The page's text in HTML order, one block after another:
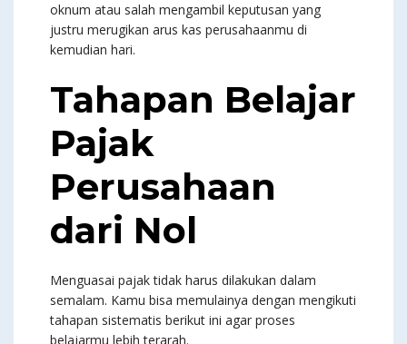
oknum atau salah mengambil keputusan yang
justru merugikan arus kas perusahaanmu di
kemudian hari.
Tahapan Belajar
Pajak
Perusahaan
dari Nol
Menguasai pajak tidak harus dilakukan dalam
semalam. Kamu bisa memulainya dengan mengikuti
tahapan sistematis berikut ini agar proses
belajarmu lebih terarah.